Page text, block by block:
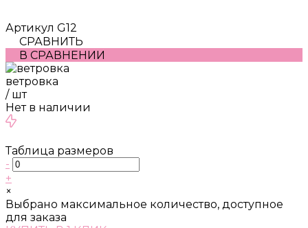
Артикул G12
СРАВНИТЬ
В СРАВНЕНИИ
ветровка
/ шт
Нет в наличии
Таблица размеров
-
+
×
Выбрано максимальное количество, доступное
для заказа